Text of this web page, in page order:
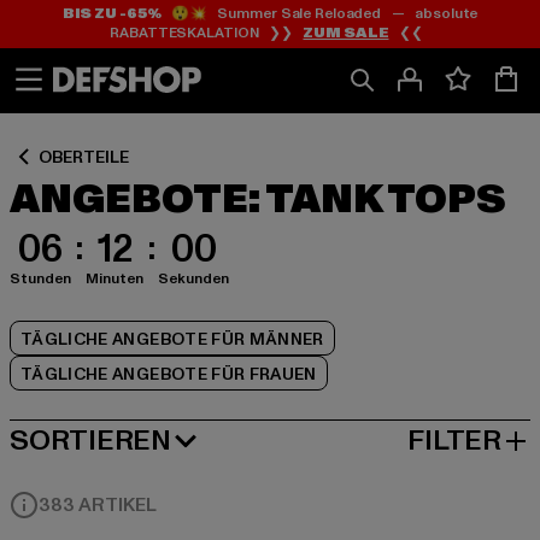
Zum
Inhalt
springen
Zum
Fußzeile
springen
BIS ZU -65%😲💥 Summer Sale Reloaded — absolute
RABATTESKALATION ❯❯ ZUM SALE ❮❮
OBERTEILE
ANGEBOTE: TANK TOPS
06
Stunden
11
Minuten
59
Sekunden
TÄGLICHE ANGEBOTE FÜR MÄNNER
TÄGLICHE ANGEBOTE FÜR FRAUEN
Zum
Produktraster
springen
SORTIEREN
BELIEBTESTE FILTER
383 ARTIKEL